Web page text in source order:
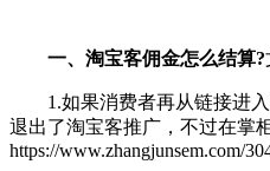
一、淘宝客佣金怎么结算?
1.如果消费者再从链接进入
退出了淘宝客推广，不过在掌
https://www.zhangjunsem.com/